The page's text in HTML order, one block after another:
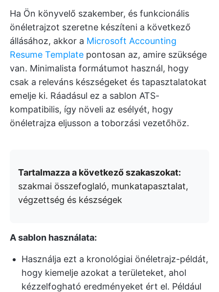
Ha Ön könyvelő szakember, és funkcionális
önéletrajzot szeretne készíteni a következő
állásához, akkor a Microsoft Accounting
Resume Template pontosan az, amire szüksége
van. Minimalista formátumot használ, hogy
csak a releváns készségeket és tapasztalatokat
emelje ki. Ráadásul ez a sablon ATS-
kompatibilis, így növeli az esélyét, hogy
önéletrajza eljusson a toborzási vezetőhöz.
Tartalmazza a következő szakaszokat:
szakmai összefoglaló, munkatapasztalat,
végzettség és készségek
A sablon használata:
Használja ezt a kronológiai önéletrajz-példát,
hogy kiemelje azokat a területeket, ahol
kézzelfogható eredményeket ért el. Például